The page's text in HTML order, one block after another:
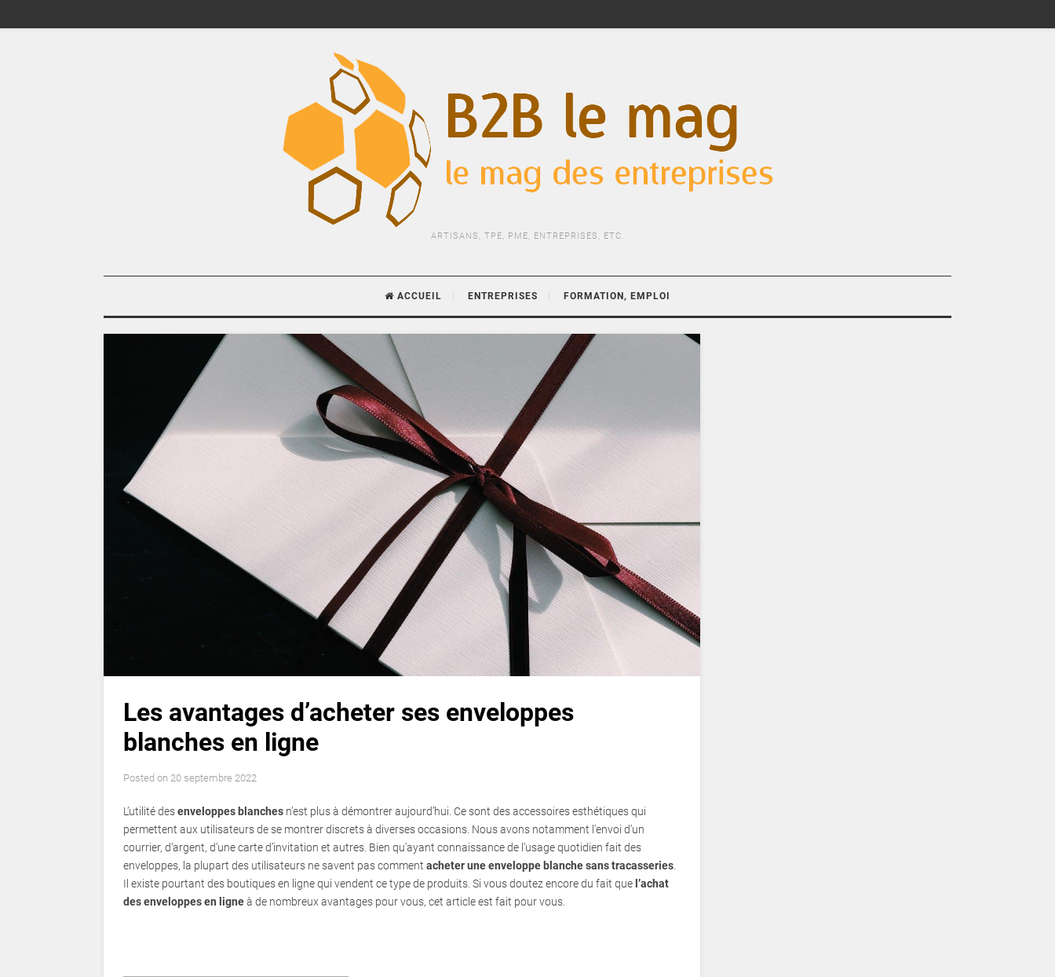
ARTISANS, TPE, PME, ENTREPRISES, ETC.
ACCUEIL ENTREPRISES FORMATION, EMPLOI
Les avantages d’acheter ses enveloppes
blanches en ligne
Posted on 20 septembre 2022
L’utilité desenveloppes blanches n’est plus à démontrer aujourd’hui. Ce sont des accessoires esthétiques qui
permettent aux utilisateurs de se montrer discrets à diverses occasions. Nous avons notamment l’envoi d’un
courrier, d’argent, d’une carte d’invitation et autres. Bien qu’ayant connaissance de l’usage quotidien fait des
enveloppes, la plupart des utilisateurs ne savent pas comment acheter une enveloppe blanche sans tracasseries.
Il existe pourtant des boutiques en ligne qui vendent ce type de produits. Si vous doutez encore du fait que l’achat
des enveloppes en ligneà de nombreux avantages pour vous, cet article est fait pour vous.